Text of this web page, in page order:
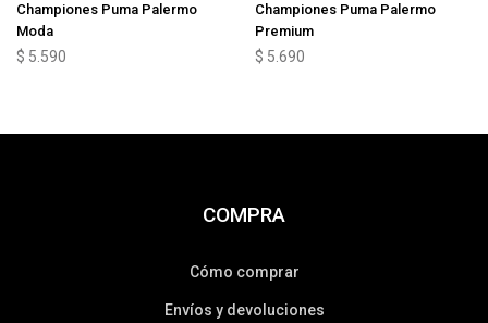
Championes Puma Palermo
Moda
$ 5.590
Championes Puma Palermo
Premium
$ 5.690
COMPRA
Cómo comprar
Envíos y devoluciones